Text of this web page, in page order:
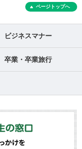
ページトップへ
ビジネスマナー
卒業・卒業旅行